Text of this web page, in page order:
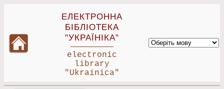
ЕЛЕКТРОННА
БІБЛІОТЕКА
"УКРАЇНІКА"
electronic
library
"Ukrainica"